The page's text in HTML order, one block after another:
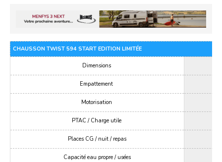
CHAUSSON TWIST 594 START EDITION LIMITÉE
Dimensions
Empattement
Motorisation
PTAC / Charge utile
Places CG / nuit / repas
Capacité eau propre / usées